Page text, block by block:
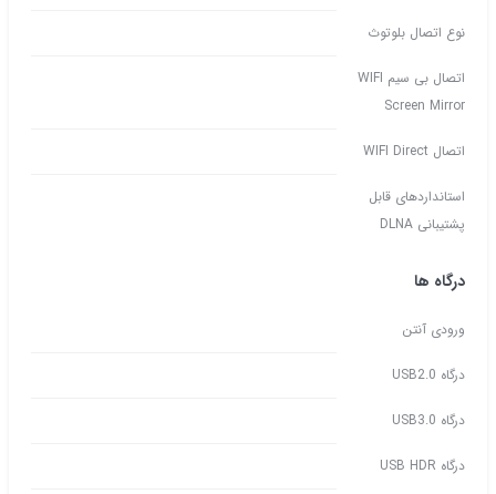
نوع اتصال بلوتوث
اتصال بی سیم WIFI
Screen Mirror
اتصال WIFI Direct
استانداردهای قابل
پشتیبانی DLNA
درگاه ها
ورودی آنتن
درگاه USB2.0
درگاه USB3.0
درگاه USB HDR